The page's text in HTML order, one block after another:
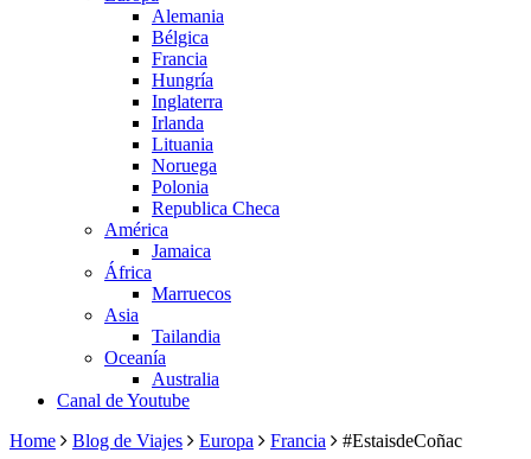
Alemania
Bélgica
Francia
Hungría
Inglaterra
Irlanda
Lituania
Noruega
Polonia
Republica Checa
América
Jamaica
África
Marruecos
Asia
Tailandia
Oceanía
Australia
Canal de Youtube
Home
Blog de Viajes Europa Francia #EstaisdeCoñac